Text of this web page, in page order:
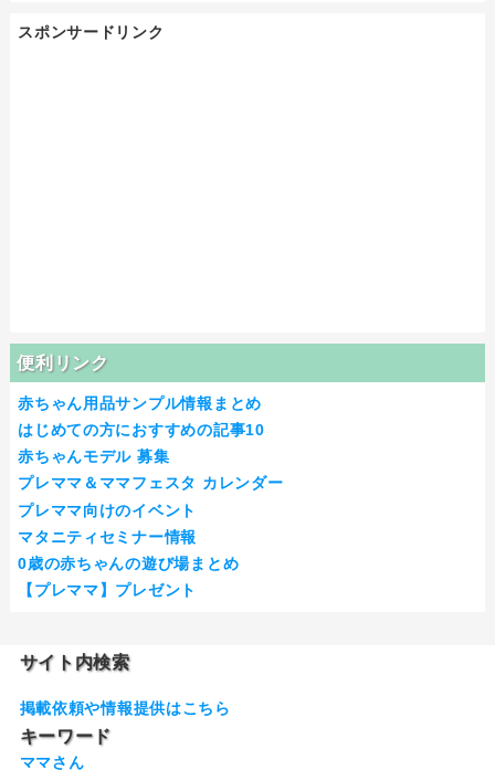
スポンサードリンク
便利リンク
赤ちゃん用品サンプル情報まとめ
はじめての方におすすめの記事10
赤ちゃんモデル 募集
プレママ＆ママフェスタ カレンダー
プレママ向けのイベント
マタニティセミナー情報
0歳の赤ちゃんの遊び場まとめ
【プレママ】プレゼント
サイト内検索
掲載依頼や情報提供はこちら
キーワード
ママさん